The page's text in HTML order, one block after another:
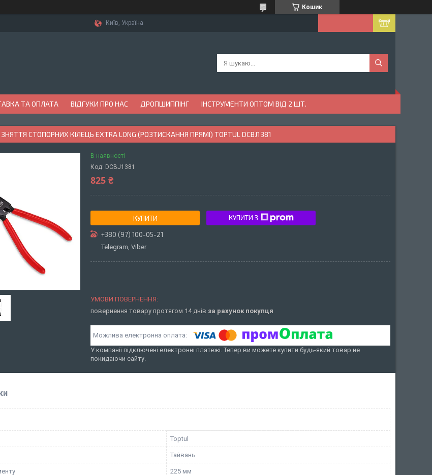
Кошик
Київ, Україна
ТА ОПЛАТА ВІДГУКИ ПРО НАС ДРОПШИППІНГ ІНСТРУМЕНТИ ОПТОМ ВІД 2 ШТ.
СТОПОРНИХ КІЛЕЦЬ EXTRA LONG (РОЗТИСКАННЯ ПРЯМІ) TOPTUL DCBJ1381
В наявності
Код: DCBJ1381
825 ₴
КУПИТИ КУПИТИ З
+380 (97) 100-05-21
Telegram, Viber
повернення товару протягом 14 днів за рахунок покупця
У компанії підключені електронні платежі. Тепер ви можете купити будь-який товар не
покидаючи сайту.
Toptul
Тайвань
225 мм